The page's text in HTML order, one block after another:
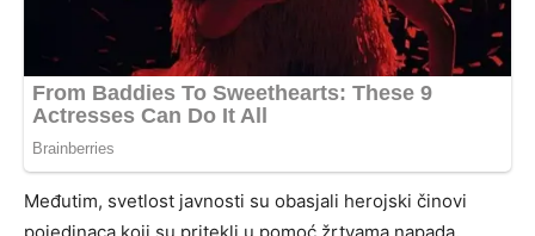
Međutim, svetlost javnosti su obasjali herojski činovi